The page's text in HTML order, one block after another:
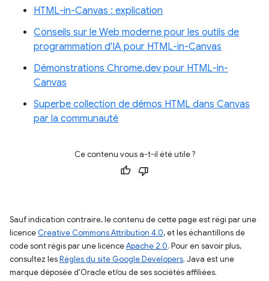
HTML-in-Canvas : explication
Conseils sur le Web moderne pour les outils de
programmation d'IA pour HTML-in-Canvas
Démonstrations Chrome.dev pour HTML-in-
Canvas
Superbe collection de démos HTML dans Canvas
par la communauté
Ce contenu vous a-t-il été utile ?
Sauf indication contraire, le contenu de cette page est régi par une
licence Creative Commons Attribution 4.0, et les échantillons de
code sont régis par une licenceApache 2.0. Pour en savoir plus,
consultez lesRègles du site Google Developers. Java est une
marque déposée d'Oracle et/ou de ses sociétés affiliées.